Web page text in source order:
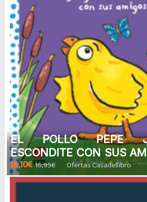
EL POLLO PEPE
ESCONDITE CON SUS
CARRUSEL) (EL POLLO
AMIGOS) de ANT
16,10€ 16,95€ Ofertas Casadellibro